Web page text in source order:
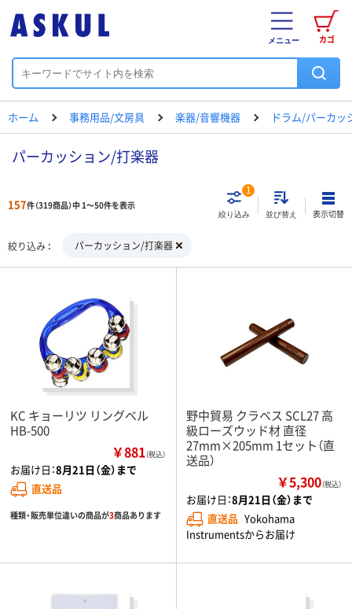
カゴ
メニュー
ホーム 事務用品/文房具 楽器/音響機器 ドラム/パーカッ
パーカッション/打楽器
157件（319商品）中 1～50件を表示
絞り込み
1
並び替え 表示切替
絞り込み パーカッション/打楽器
KC キョーリツ リングベル
HB-500
￥881（税込）
お届け日：8月21日（金）まで
直送品
種類・販売単位違いの商品が3商品あります
野中貿易 クラベス SCL27 高
級ローズウッド材 直径
27mm×205mm 1セット（直
送品）
￥5,300（税込）
お届け日：8月21日（金）まで
直送品 Yokohama
Instrumentsからお届け